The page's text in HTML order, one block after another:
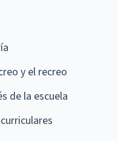
y el recreo
de la escuela